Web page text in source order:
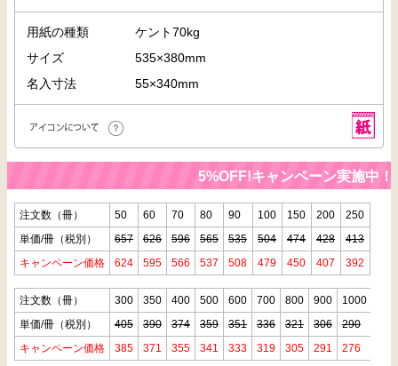
用紙の種類
ケント70kg
サイズ
535×380mm
名入寸法
55×340mm
5%OFF!キャンペーン実施中！
注文数（冊） 50 60 70 80 90 100 150 200
250
単価/冊（税別）
657 626 596 565 535 504 474 428
413
キャンペーン価格
624 595 566 537 508 479 450 407 392
注文数（冊） 300 350 400 500 600 700 800 900
1000
単価/冊（税別）
405 390 374 359 351 336 321 306
290
キャンペーン価格
385 371 355 341 333 319 305 291 276